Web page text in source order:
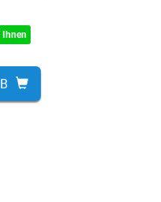
Ihnen